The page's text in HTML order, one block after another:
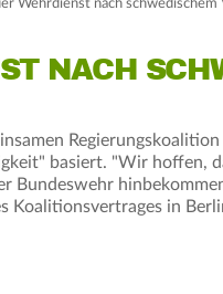
Wehrdienst nach schwedischem
NACH
basiert. "Wir hoffen,
Bundeswehr
Koalitionsvertrages in